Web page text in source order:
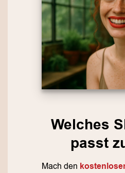
Welches
passt
Mach den